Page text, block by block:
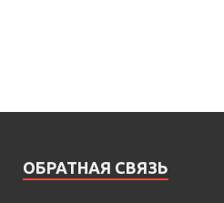
ОБРАТНАЯ СВЯЗЬ